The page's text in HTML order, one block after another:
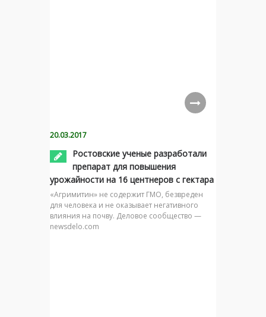
20.03.2017
Ростовские ученые разработали
препарат для повышения
урожайности на 16 центнеров с гектара
«Агримитин» не содержит ГМО, безвреден
для человека и не оказывает негативного
влияния на почву. Деловое сообщество —
newsdelo.com